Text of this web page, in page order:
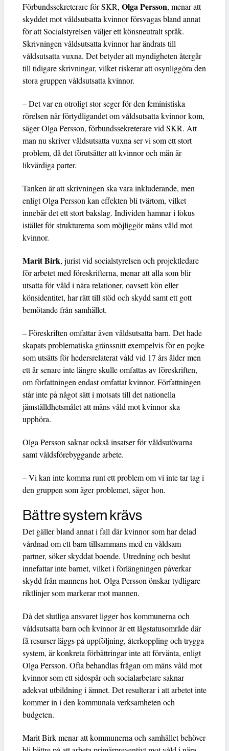
Förbundssekreterare för SKR, Olga Persson, menar att
skyddet mot våldsutsatta kvinnor försvagas bland annat
för att Socialstyrelsen väljer ett könsneutralt språk.
Skrivningen våldsutsatta kvinnor har ändrats till
våldsutsatta vuxna. Det betyder att myndigheten återgår
till tidigare skrivningar, vilket riskerar att osynliggöra den
stora gruppen våldsutsatta kvinnor.
– Det var en otroligt stor seger för den feministiska
rörelsen när förtydligandet om våldsutsatta kvinnor kom,
säger Olga Persson, förbundssekreterare vid SKR. Att
man nu skriver våldsutsatta vuxna ser vi som ett stort
problem, då det förutsätter att kvinnor och män är
likvärdiga parter.
Tanken är att skrivningen ska vara inkluderande, men
enligt Olga Persson kan effekten bli tvärtom, vilket
innebär det ett stort bakslag. Individen hamnar i fokus
istället för strukturerna som möjliggör mäns våld mot
kvinnor.
Marit Birk, jurist vid socialstyrelsen och projektledare
för arbetet med föreskrifterna, menar att alla som blir
utsatta för våld i nära relationer, oavsett kön eller
könsidentitet, har rätt till stöd och skydd samt ett gott
bemötande från samhället.
– Föreskriften omfattar även våldsutsatta barn. Det hade
skapats problematiska gränssnitt exempelvis för en pojke
som utsätts för hedersrelaterat våld vid 17 års ålder men
ett år senare inte längre skulle omfattas av föreskriften,
om författningen endast omfattat kvinnor. Författningen
står inte på något sätt i motsats till det nationella
jämställdhetsmålet att mäns våld mot kvinnor ska
upphöra.
Olga Persson saknar också insatser för våldsutövarna
samt våldsförebyggande arbete.
– Vi kan inte komma runt ett problem om vi inte tar tag i
den gruppen som äger problemet, säger hon.
Bättre system krävs
Det gäller bland annat i fall där kvinnor som har delad
vårdnad om ett barn tillsammans med en våldsam
partner, söker skyddat boende. Utredning och beslut
innefattar inte barnet, vilket i förlängningen påverkar
skydd från mannens hot. Olga Persson önskar tydligare
riktlinjer som markerar mot mannen.
Då det slutliga ansvaret ligger hos kommunerna och
våldsutsatta barn och kvinnor är ett lågstatusområde där
få resurser läggs på uppföljning, återkoppling och trygga
system, är konkreta förbättringar inte att förvänta, enligt
Olga Persson. Ofta behandlas frågan om mäns våld mot
kvinnor som ett sidospår och socialarbetare saknar
adekvat utbildning i ämnet. Det resulterar i att arbetet inte
kommer in i den kommunala verksamheten och
budgeten.
Marit Birk menar att kommunerna och samhället behöver